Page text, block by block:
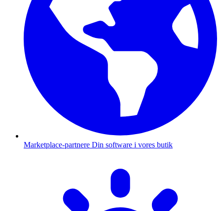
Marketplace-partnere Din software i vores butik